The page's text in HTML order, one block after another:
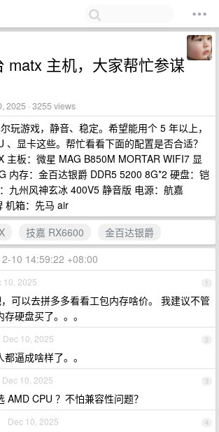
matx 主机，大家帮忙参谋
2025 · 3255 views
玩游戏，静音、稳定。希望能用个 5 年以上，
、显卡这些。帮忙看看下面的配置是否合适？
主板：微星 MAG B850M MORTAR WIFI7 显
内存：金百达银爵 DDR5 5200 8G*2 硬盘：铠
九州风神玄冰 400V5 静音版 电源：航嘉
机箱：先马 air
技嘉 RX6600
金百达银爵
10 14:59:22 +08:00
1
10, 2025
可以去拼多多看看工包内存啥价。 我建议不管
硬盘买了。。。
2
Dec 10, 2025
逼成啥样了。。
3
Dec 10, 2025
AMD CPU ？不怕兼容性问题？
4
Dec 10, 2025